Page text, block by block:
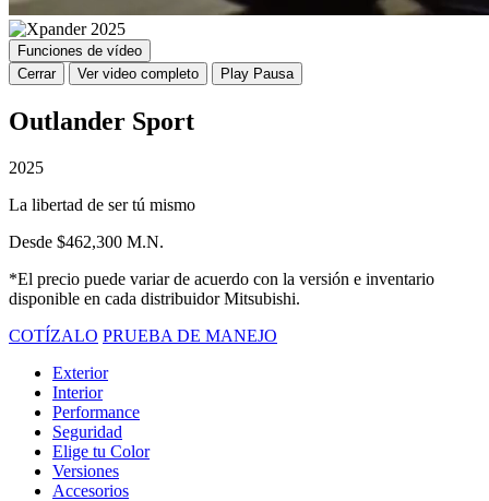
Funciones de vídeo
Cerrar
Ver video completo Play Pausa
Outlander Sport
2025
La libertad de ser tú mismo
Desde $462,300 M.N.
*El precio puede variar de acuerdo con la versión e inventario
disponible en cada distribuidor Mitsubishi.
COTÍZALO PRUEBA DE MANEJO
Exterior
Interior
Performance
Seguridad
Elige tu Color
Versiones
Accesorios